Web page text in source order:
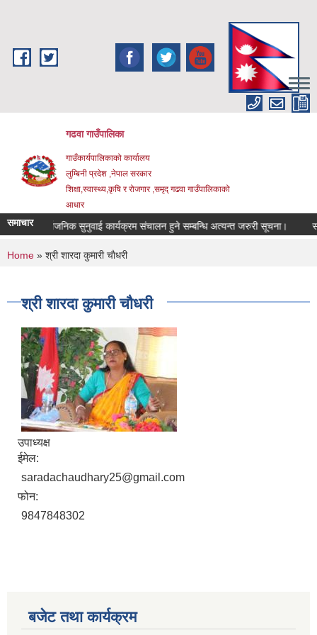
गढवा गाउँपालिका
गाउँकार्यपालिकाको कार्यालय
लुम्बिनी प्रदेश ,नेपाल सरकार
शिक्षा,स्वास्थ्य,कृषि र रोजगार ,समृद् गढवा गाउँपालिकाको
आधार
समाचारसार्वजनिक सुनुवाई कार्यक्रम संचालन हुने सम्बन्धि अत्यन्त जरुरी सूचना।
You are here
Home » श्री शारदा कुमारी चाैधरी
श्री शारदा कुमारी चाैधरी
उपाध्यक्ष
ईमेल:
saradachaudhary25@gmail.com
फोन:
9847848302
बजेट तथा कार्यक्रम